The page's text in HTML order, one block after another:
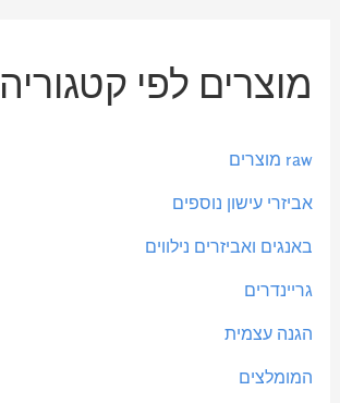
מוצרים לפי קטגוריה
raw מוצרים
אביזרי עישון נוספים
באנגים ואביזרים נילווים
גריינדרים
הגנה עצמית
המומלצים
ח